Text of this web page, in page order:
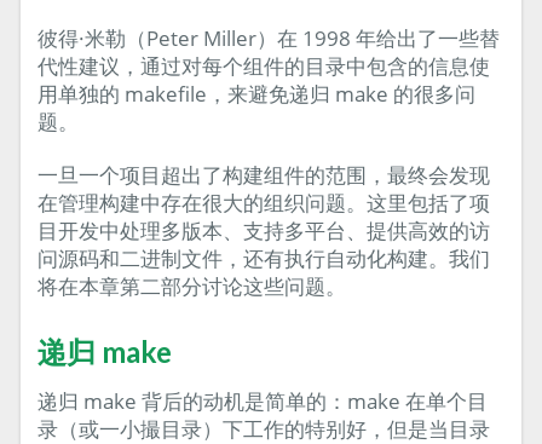
彼得·米勒（Peter Miller）在 1998 年给出了一些替
代性建议，通过对每个组件的目录中包含的信息使
用单独的 makefile，来避免递归 make 的很多问
题。
一旦一个项目超出了构建组件的范围，最终会发现
在管理构建中存在很大的组织问题。这里包括了项
目开发中处理多版本、支持多平台、提供高效的访
问源码和二进制文件，还有执行自动化构建。我们
将在本章第二部分讨论这些问题。
递归 make
递归 make 背后的动机是简单的：make 在单个目
录（或一小撮目录）下工作的特别好，但是当目录